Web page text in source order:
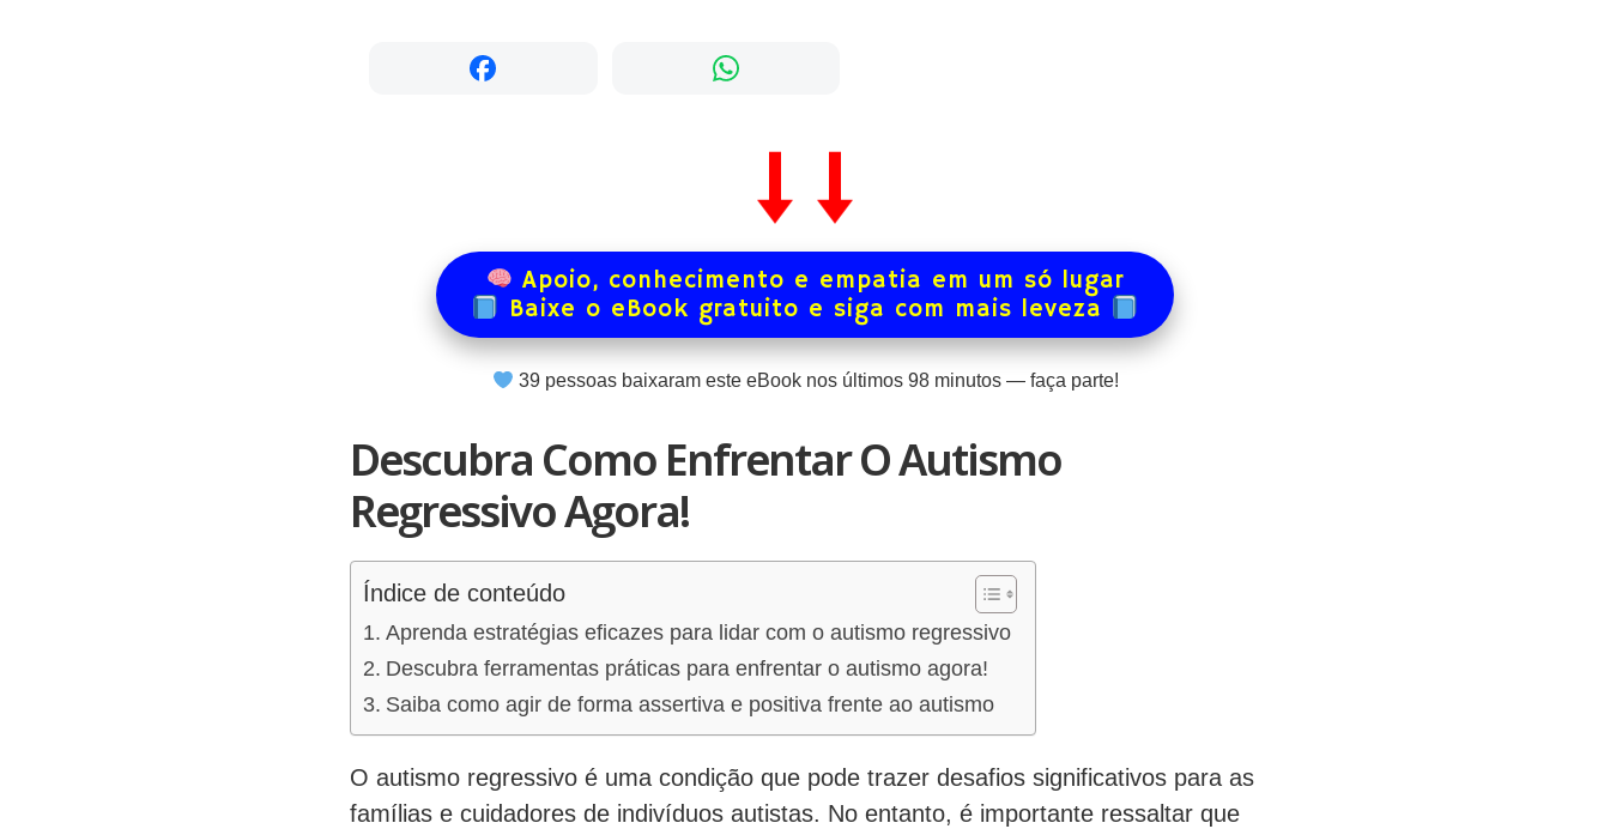
Apoio, conhecimento e empatia em um só lugar
Baixe o eBook gratuito e siga com mais leveza
39pessoas baixaram este eBook nos últimos 98minutos — faça parte!
Descubra Como Enfrentar O Autismo
Regressivo Agora!
Índice de conteúdo
Aprenda estratégias eficazes para lidar com o autismo regressivo
Descubra ferramentas práticas para enfrentar o autismo agora!
Saiba como agir de forma assertiva e positiva frente ao autismo
O autismo regressivo é uma condição que pode trazer desafios significativos para as
famílias e cuidadores de indivíduos autistas. No entanto, é importante ressaltar que